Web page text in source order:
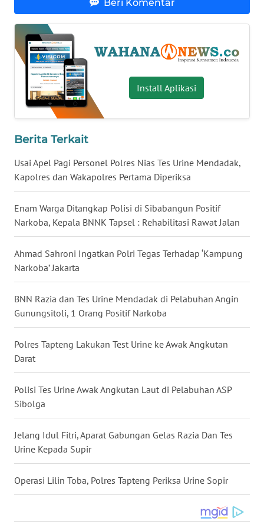
Beri Komentar
Install Aplikasi
Berita Terkait
Usai Apel Pagi Personel Polres Nias Tes Urine Mendadak,
Kapolres dan Wakapolres Pertama Diperiksa
Enam Warga Ditangkap Polisi di Sibabangun Positif
Narkoba, Kepala BNNK Tapsel : Rehabilitasi Rawat Jalan
Ahmad Sahroni Ingatkan Polri Tegas Terhadap ‘Kampung
Narkoba’ Jakarta
BNN Razia dan Tes Urine Mendadak di Pelabuhan Angin
Gunungsitoli, 1 Orang Positif Narkoba
Polres Tapteng Lakukan Test Urine ke Awak Angkutan
Darat
Polisi Tes Urine Awak Angkutan Laut di Pelabuhan ASP
Sibolga
Jelang Idul Fitri, Aparat Gabungan Gelas Razia Dan Tes
Urine Kepada Supir
Operasi Lilin Toba, Polres Tapteng Periksa Urine Sopir
SERAMBI
WN
JAMBI
WN
SULTRA
NTB
WN
SULTENG
WN
SULBAR
WN
BABEL
WN
WN
WN